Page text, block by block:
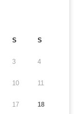
S S
3 4
10 11
17 18